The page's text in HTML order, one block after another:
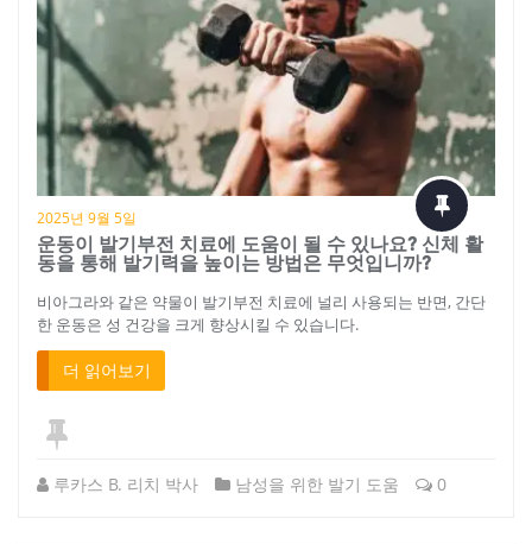
2025년 9월 5일
운동이 발기부전 치료에 도움이 될 수 있나요? 신체 활
동을 통해 발기력을 높이는 방법은 무엇입니까?
비아그라와 같은 약물이 발기부전 치료에 널리 사용되는 반면, 간단
한 운동은 성 건강을 크게 향상시킬 수 있습니다.
더 읽어보기
루카스 B. 리치 박사 남성을 위한 발기 도움 0